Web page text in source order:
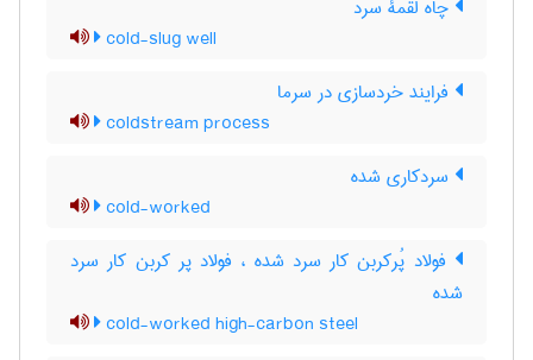
چاه لقمۀ سرد
cold-slug well
فرایند خردسازی در سرما
coldstream process
سردکاری شده
cold-worked
فولاد پُرکربن کار سرد شده ، فولاد پر کربن کار سرد
شده
cold-worked high-carbon steel